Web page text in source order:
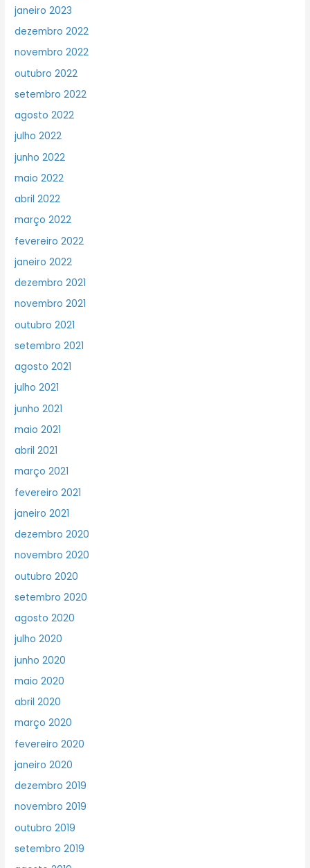
janeiro 2023
dezembro 2022
novembro 2022
outubro 2022
setembro 2022
agosto 2022
julho 2022
junho 2022
maio 2022
abril 2022
março 2022
fevereiro 2022
janeiro 2022
dezembro 2021
novembro 2021
outubro 2021
setembro 2021
agosto 2021
julho 2021
junho 2021
maio 2021
abril 2021
março 2021
fevereiro 2021
janeiro 2021
dezembro 2020
novembro 2020
outubro 2020
setembro 2020
agosto 2020
julho 2020
junho 2020
maio 2020
abril 2020
março 2020
fevereiro 2020
janeiro 2020
dezembro 2019
novembro 2019
outubro 2019
setembro 2019